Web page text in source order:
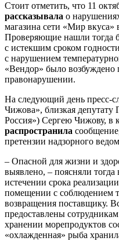
Стоит отметить, что 11
рассказывала о
магазина сети «Мир вкуса»
Проверяющие нашли тогда
с истекшим сроком
с нарушением
«Вендор» было возбуждено
правонарушении.
На следующий день пресс-
Чижова», близкая
Россия») Сергею Чижову,
распространила
претензии надзорного
– Опасной для жизни и
выявлено, – поясняли тогда
истечении срока
помещении с соблюдением
возвращения поставщику.
предоставлены
хранении морепродуктов
«охлажденная» рыба